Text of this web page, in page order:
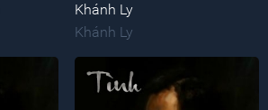
Khánh Ly
Khánh Ly